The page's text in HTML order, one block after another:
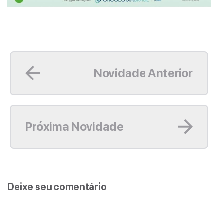
Novidade Anterior
Próxima Novidade
Deixe seu comentário